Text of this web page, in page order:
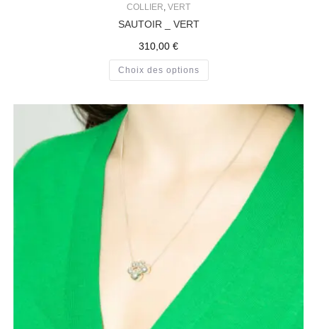
COLLIER, VERT
SAUTOIR _ VERT
310,00 €
Choix des options